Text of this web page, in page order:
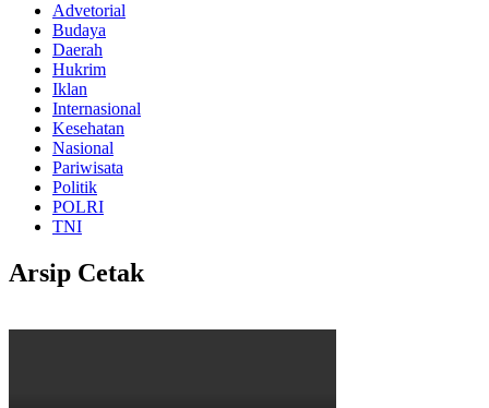
Advetorial
Budaya
Daerah
Hukrim
Iklan
Internasional
Kesehatan
Nasional
Pariwisata
Politik
POLRI
TNI
Arsip Cetak